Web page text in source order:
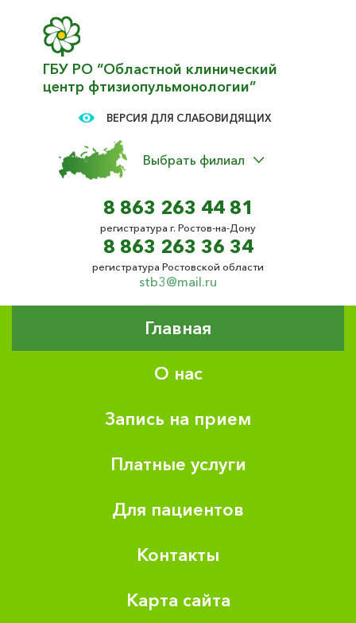
ГБУ РО “Областной клинический
центр фтизиопульмонологии”
ВЕРСИЯ ДЛЯ СЛАБОВИДЯЩИХ
Выбрать филиал
8 863 263 44 81
регистратура г. Ростов-на-Дону
8 863 263 36 34
регистратура Ростовской области
stb3@mail.ru
Главная
О нас
Запись на прием
Платные услуги
Для пациентов
Контакты
Карта сайта